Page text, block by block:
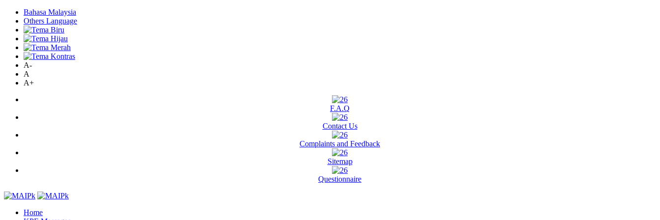
Bahasa Malaysia
Others Language
A-
A
A+
F.A.Q
Contact Us
Complaints and Feedback
Sitemap
Questionnaire
Home